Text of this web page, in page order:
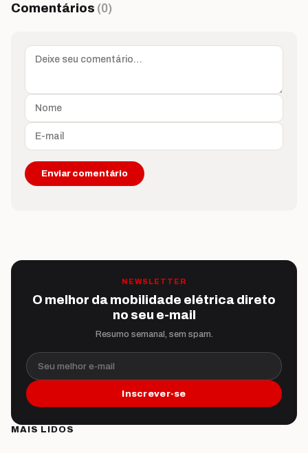
Comentários (0)
NEWSLETTER
O melhor da mobilidade elétrica direto
no seu e-mail
Resumo semanal, sem spam.
Seu melhor e-mail
Inscrever-se
MAIS LIDOS